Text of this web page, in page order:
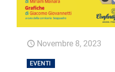
Novembre 8, 2023
EVENTI